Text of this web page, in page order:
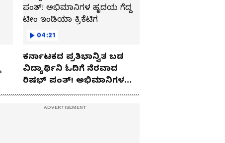
04:21
ಕರ್ನಾಟಕದ ಪ್ರತಿಭಾನ್ವಿತ ಬಡ
ವಿದ್ಯಾರ್ಥಿನಿ ಓದಿಗೆ ನೆರವಾದ
ರಿಷಭ್ ಪಂತ್! ಅಭಿಮಾನಿಗಳ